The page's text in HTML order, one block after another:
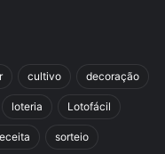
cultivo decoração
loteria Lotofácil
sorteio